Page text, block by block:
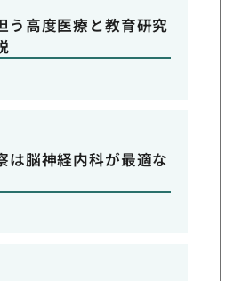
う高度医療と教育研究
は脳神経内科が最適な